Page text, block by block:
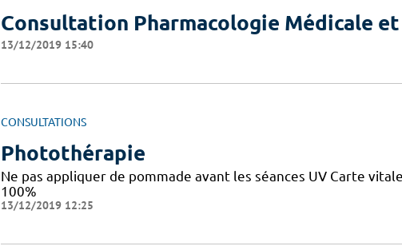
Consultation Pharmacologie Médicale
13/12/2019 15:40
CONSULTATIONS
Photothérapie
Ne pas appliquer de pommade avant les séances UV Carte
100%
13/12/2019 12:25